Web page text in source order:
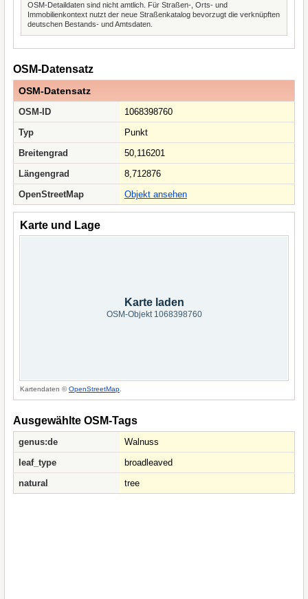
OSM-Detaildaten sind nicht amtlich. Für Straßen-, Orts- und
Immobilienkontext nutzt der neue Straßenkatalog bevorzugt die verknüpften
deutschen Bestands- und Amtsdaten.
OSM-Datensatz
OSM-Datensatz
OSM-ID
1068398760
Typ
Punkt
Breitengrad
50,116201
Längengrad
8,712876
OpenStreetMap
Objekt ansehen
Karte und Lage
Karte laden
OSM-Objekt 1068398760
Kartendaten ©OpenStreetMap
Ausgewählte OSM-Tags
genus:de
Walnuss
leaf_type
broadleaved
natural
tree